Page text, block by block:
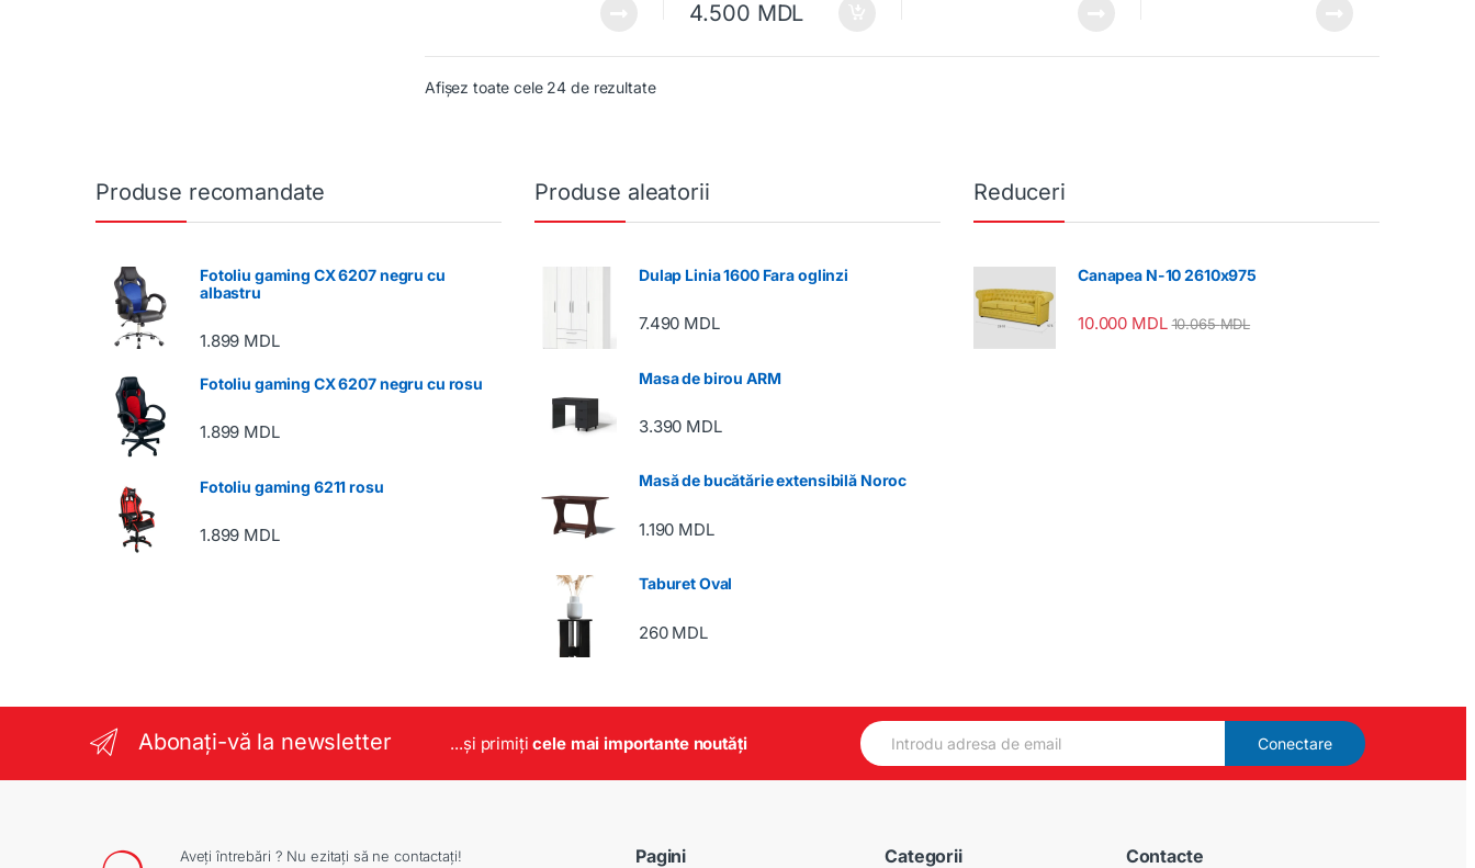
4.500 MDL
Afișez toate cele 24 de rezultate
Produse recomandate
Fotoliu gaming CX 6207 negru cu
albastru
1.899 MDL
Fotoliu gaming CX 6207 negru cu rosu
1.899 MDL
Fotoliu gaming 6211 rosu
1.899 MDL
Produse aleatorii
Dulap Linia 1600 Fara oglinzi
7.490 MDL
Masa de birou ARM
3.390 MDL
Masă de bucătărie extensibilă Noroc
1.190 MDL
Taburet Oval
260 MDL
Reduceri
Canapea N-10 2610x975
10.000 MDL 10.065MDL
Abonați-vă la newsletter ...și primițicele mai importante noutăți
E
m
Conectare
Aveți întrebări ? Nu ezitați să ne contactați! Pagini Categorii Contacte